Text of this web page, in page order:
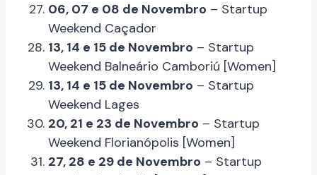
06, 07 e 08 de Novembro – Startup
Weekend Caçador
13, 14 e 15 de Novembro – Startup
Weekend Balneário Camboriú [Women]
13, 14 e 15 de Novembro – Startup
Weekend Lages
20, 21 e 23 de Novembro – Startup
Weekend Florianópolis [Women]
27, 28 e 29 de Novembro – Startup